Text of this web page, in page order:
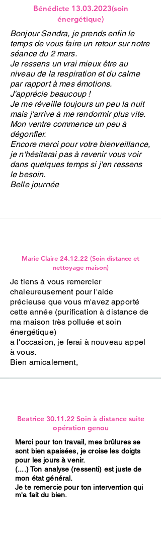
Bénédicte 13.03.2023(soin
énergétique)
Bonjour Sandra, je prends enfin le
temps de vous faire un retour sur notre
séance du 2 mars.
Je ressens un vrai mieux être au
niveau de la respiration et du calme
par rapport à mes émotions.
J'apprécie beaucoup !
Je me réveille toujours un peu la nuit
mais j'arrive à me rendormir plus vite.
Mon ventre commence un peu à
dégonfler.
Encore merci pour votre bienveillance,
je n'hésiterai pas à revenir vous voir
dans quelques temps si j'en ressens
le besoin.
Belle journée
Marie Claire 24.12.22 (Soin distance et
nettoyage maison)
Je tiens à vous remercier
chaleureusement pour l'aide
précieuse que vous m'avez apporté
cette année (purification à distance de
ma maison très polluée et soin
énergétique)
a l'occasion, je ferai à nouveau appel
à vous.
Bien amicalement,
Beatrice 30.11.22 Soin à distance suite
opération genou
Merci pour ton travail, mes brûlures se
sont bien apaisées, je croise les doigts
pour les jours à venir.
(....)Ton analyse (ressenti) est juste de
mon état général.
Je te remercie pour ton intervention qui
m'a fait du bien.